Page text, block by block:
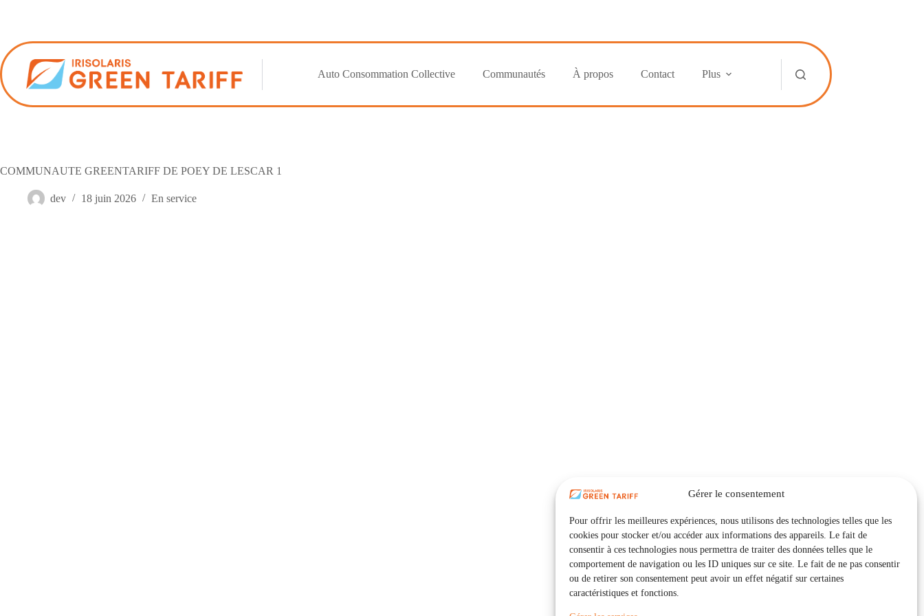
Gérer le consentement
Pour offrir les meilleures expériences, nous utilisons des technologies telles que les
cookies pour stocker et/ou accéder aux informations des appareils. Le fait de
consentir à ces technologies nous permettra de traiter des données telles que le
comportement de navigation ou les ID uniques sur ce site. Le fait de ne pas consentir
ou de retirer son consentement peut avoir un effet négatif sur certaines
caractéristiques et fonctions.
Auto Consommation Collective Communautés À propos Contact Plus
COMMUNAUTE GREENTARIFF DE POEY DE LESCAR 1
dev 18 juin 2026 En service